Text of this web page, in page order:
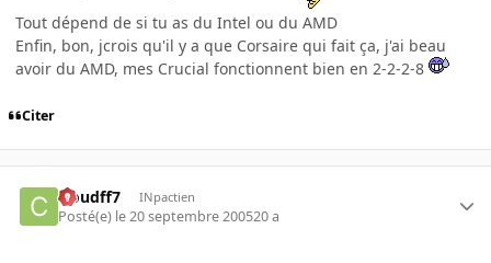
Tout dépend de si tu as du Intel ou du AMD
Enfin, bon, jcrois qu'il y a que Corsaire qui fait ça, j'ai beau
avoir du AMD, mes Crucial fonctionnent bien en 2-2-2-8
Citer
cloudff7 INpactien
Posté(e) le 20 septembre 200520 a